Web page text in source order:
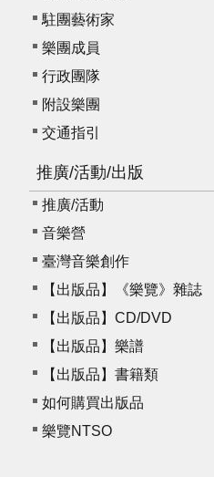
駐團藝術家
樂團成員
行政團隊
附設樂團
交通指引
推廣/活動/出版
推廣/活動
音樂營
臺灣音樂創作
【出版品】《樂覽》雜誌
【出版品】CD/DVD
【出版品】樂譜
【出版品】書籍類
如何購買出版品
樂覽NTSO